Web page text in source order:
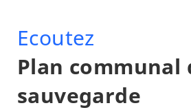
Ecoutez
Plan communal
sauvegarde